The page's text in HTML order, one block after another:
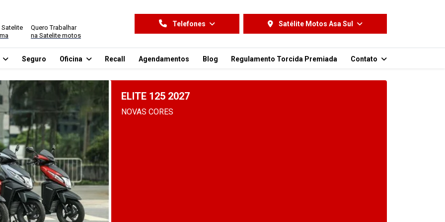
Satelite
Quero Trabalhar
na Satelite motos
Telefones Satélite Motos Asa Sul
Seguro Oficina Recall Agendamentos Blog Regulamento Torcida Premiada Contato
ELITE 125 2027
NOVAS CORES